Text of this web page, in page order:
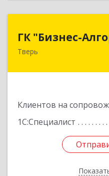
ГК "Бизнес-
Тверь
Клиентов на
1С:Специалист
170006, Тверская